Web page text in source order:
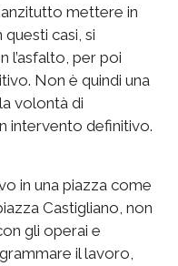
mettere in
questi casi, si
l’asfalto, per poi
Non è quindi una
volontà di
intervento definitivo.
in una piazza come
Castigliano, non
gli operai e
il lavoro,